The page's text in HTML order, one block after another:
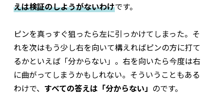
えは検証のしようがないわけです。
ピンを真っすぐ狙ったら左に引っかけてしまった。そ
れを次はもう少し右を向いて構えればピンの方に打て
るかといえば「分からない」。右を向いたら今度は右
に曲がってしまうかもしれない。そういうこともある
わけで、 すべての答えは「分からない」 のです。